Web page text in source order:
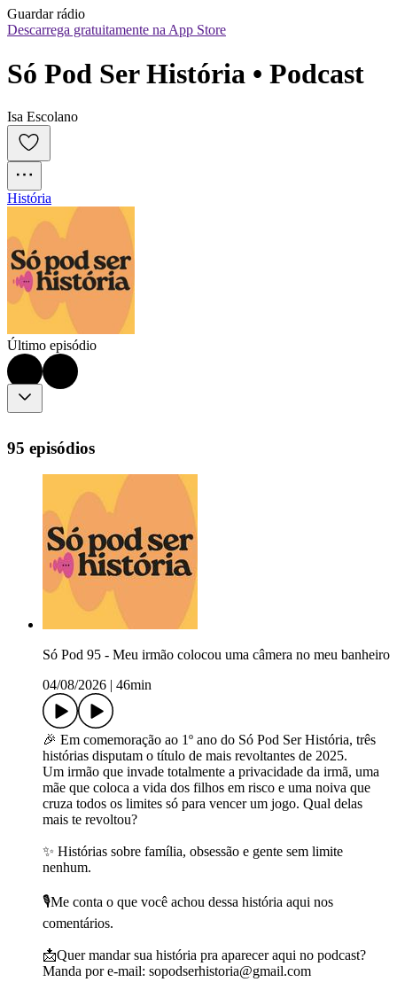
Guardar rádio
Descarrega gratuitamente na App Store
Só Pod Ser História • Podcast
Isa Escolano
História
Último episódio
95 episódios
Só Pod 95 - Meu irmão colocou uma câmera no meu banheiro
04/08/2026
46min
🎉 Em comemoração ao 1º ano do Só Pod Ser História, três
histórias disputam o título de mais revoltantes de 2025.
Um irmão que invade totalmente a privacidade da irmã, uma
mãe que coloca a vida dos filhos em risco e uma noiva que
cruza todos os limites só para vencer um jogo. Qual delas
mais te revoltou?
✨ Histórias sobre família, obsessão e gente sem limite
nenhum.
🎙️Me conta o que você achou dessa história aqui nos
comentários.
📩Quer mandar sua história pra aparecer aqui no podcast?
Manda por e-mail: ⁠⁠⁠⁠⁠⁠⁠⁠⁠⁠⁠⁠⁠⁠sopodserhistoria@gmail.com⁠⁠⁠⁠⁠⁠⁠⁠⁠⁠⁠⁠⁠⁠